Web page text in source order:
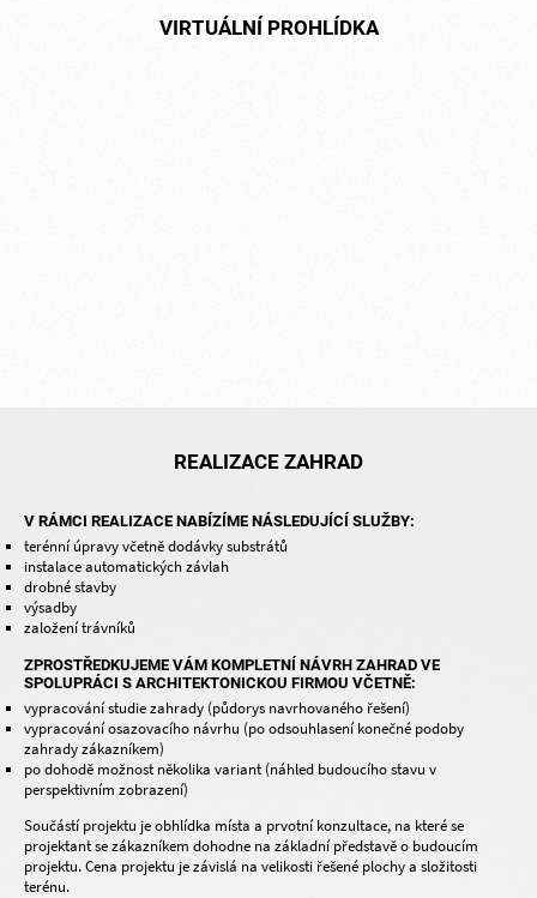
VIRTUÁLNÍ PROHLÍDKA
REALIZACE ZAHRAD
V RÁMCI REALIZACE NABÍZÍME NÁSLEDUJÍCÍ SLUŽBY:
terénní úpravy včetně dodávky substrátů
instalace automatických závlah
drobné stavby
výsadby
založení trávníků
ZPROSTŘEDKUJEME VÁM KOMPLETNÍ NÁVRH ZAHRAD VE
SPOLUPRÁCI S ARCHITEKTONICKOU FIRMOU VČETNĚ:
vypracování studie zahrady (půdorys navrhovaného řešení)
vypracování osazovacího návrhu (po odsouhlasení konečné podoby
zahrady zákazníkem)
po dohodě možnost několika variant (náhled budoucího stavu v
perspektivním zobrazení)
Součástí projektu je obhlídka místa a prvotní konzultace, na které se
projektant se zákazníkem dohodne na základní představě o budoucím
projektu. Cena projektu je závislá na velikosti řešené plochy a složitosti
terénu.